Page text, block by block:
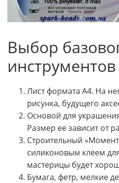
Выбор
инструментов
Лист формата А4. На
рисунка, будущего
Основой для
Размер ее зависит от
Строительный
силиконовым клеем
мастерицы будет
Бумага, фетр, мелкие